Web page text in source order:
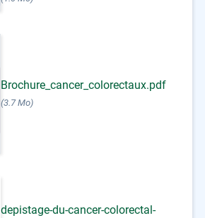
Brochure_cancer_colorectaux.pdf
(3.7 Mo)
depistage-du-cancer-colorectal-